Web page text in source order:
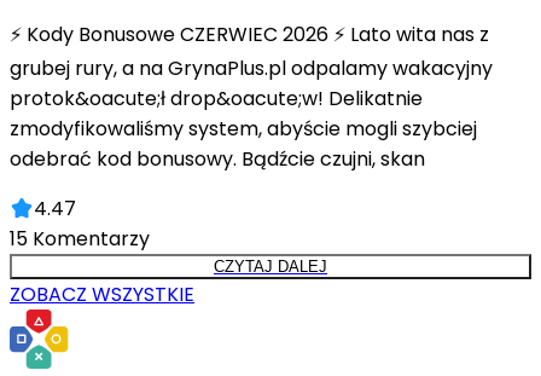
⚡ Kody Bonusowe CZERWIEC 2026 ⚡ Lato wita nas z
grubej rury, a na GrynaPlus.pl odpalamy wakacyjny
protok&oacute;ł drop&oacute;w! Delikatnie
zmodyfikowaliśmy system, abyście mogli szybciej
odebrać kod bonusowy. Bądźcie czujni, skan
4.47
15 Komentarzy
CZYTAJ DALEJ
ZOBACZ WSZYSTKIE